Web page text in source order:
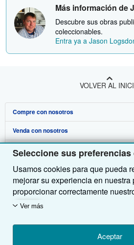
Seleccione sus
Usamos cookies para que pueda
mejorar su experiencia en nuestra
proporcionar correctamente
utilizamos cookies para
midiendo las visitas al sitio) y así
mejoras. Si está de acuerdo,
Ver más
Aceptar
Más información de
Descubre sus obras
coleccionables.
Entra ya a Jason
VOLVER AL
Compre con nosotros
Búsqueda avanzada
Colecciones
Mi cuenta
Mis pedidos
Ver carrito
Venda con nosotros
Comenzar a vender
Únase a nuestro programa de afiliados
Recomiende un vendedor
Sobre nosotros
Sobre IberLibro
Medios
Empleo
Política de Privacidad
Obtener Ayuda
Preguntas frecuentes y guías
Atención al Cliente
Otras compañías de AbeBooks
AbeBooks.com
AbeBooks.co.uk
Siga a IberLibro